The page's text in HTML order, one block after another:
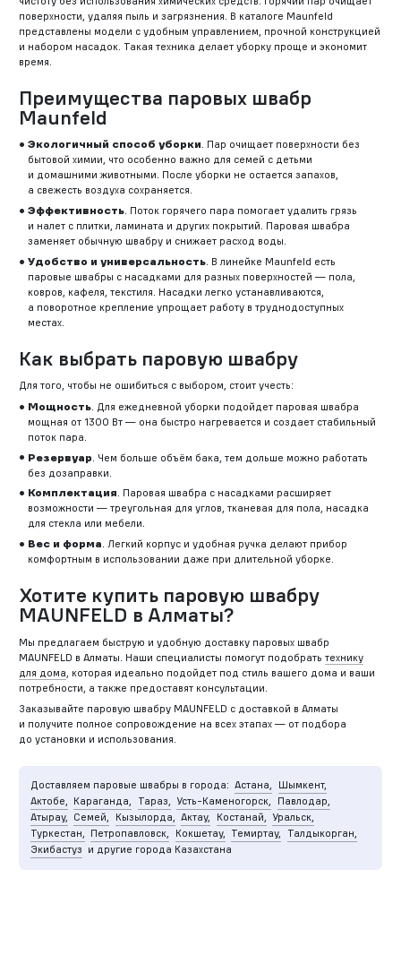
поверхности, удаляя пыль и загрязнения. В каталоге Maunfeld
представлены модели с удобным управлением, прочной конструкцией
и набором насадок. Такая техника делает уборку проще и экономит
время.
Преимущества паровых швабр
Maunfeld
Экологичный способ уборки. Пар очищает поверхности без
бытовой химии, что особенно важно для семей с детьми
и домашними животными. После уборки не остается запахов,
а свежесть воздуха сохраняется.
Эффективность. Поток горячего пара помогает удалить грязь
и налет с плитки, ламината и других покрытий. Паровая швабра
заменяет обычную швабру и снижает расход воды.
Удобство и универсальность. В линейке Maunfeld есть
паровые швабры с насадками для разных поверхностей — пола,
ковров, кафеля, текстиля. Насадки легко устанавливаются,
а поворотное крепление упрощает работу в труднодоступных
местах.
Как выбрать паровую швабру
Для того, чтобы не ошибиться с выбором, стоит учесть:
Мощность . Для ежедневной уборки подойдет паровая швабра
мощная от 1300 Вт — она быстро нагревается и создает стабильный
поток пара.
Резервуар . Чем больше объём бака, тем дольше можно работать
без дозаправки.
Комплектация. Паровая швабра с насадками расширяет
возможности — треугольная для углов, тканевая для пола, насадка
для стекла или мебели.
Вес и форма. Легкий корпус и удобная ручка делают прибор
комфортным в использовании даже при длительной уборке.
Хотите купить паровую швабру
MAUNFELD в Алматы?
Мы предлагаем быструю и удобную доставку паровых швабр
MAUNFELD в Алматы. Наши специалисты помогут подобрать технику
для дома , которая идеально подойдет под стиль вашего дома и ваши
потребности, а также предоставят консультации.
Заказывайте паровую швабру MAUNFELD с доставкой в Алматы
и получите полное сопровождение на всех этапах — от подбора
до установки и использования.
Доставляем паровые швабры в города: Астана,
Шымкент,
Актобе,
Караганда, Тараз, Усть-Каменогорск,
Павлодар,
Атырау,
Семей, Кызылорда, Актау, Костанай,
Уральск,
Туркестан,
Петропавловск, Кокшетау, Темиртау,
Талдыкорган,
Экибастуз и другие города Казахстана